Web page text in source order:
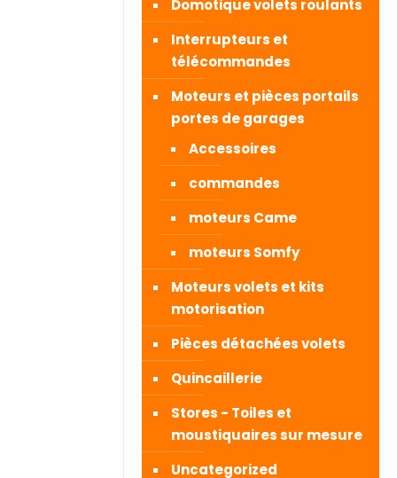
Domotique volets roulants
Interrupteurs et
télécommandes
Moteurs et pièces portails
portes de garages
Accessoires
commandes
moteurs Came
moteurs Somfy
Moteurs volets et kits
motorisation
Pièces détachées volets
Quincaillerie
Stores - Toiles et
moustiquaires sur mesure
Uncategorized